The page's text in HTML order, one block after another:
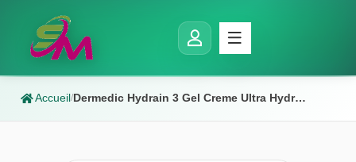
Accueil/ Dermedic Hydrain 3 Gel Creme Ultra Hydratant 50gr